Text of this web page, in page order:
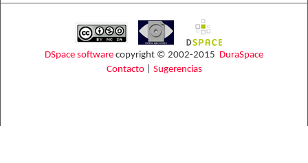
DSpace software copyright © 2002-2015 DuraSpace
Contacto| Sugerencias